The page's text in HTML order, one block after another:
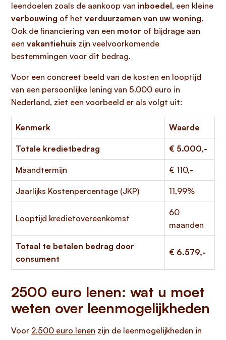
leendoelen zoals de aankoop van inboedel, een kleine
verbouwing of het verduurzamen van uw woning.
Ook de financiering van een motor of bijdrage aan
een vakantiehuis zijn veelvoorkomende
bestemmingen voor dit bedrag.
Voor een concreet beeld van de kosten en looptijd
van een persoonlijke lening van 5.000 euro in
Nederland, ziet een voorbeeld er als volgt uit:
Kenmerk Waarde
Totale kredietbedrag € 5.000,-
Maandtermijn € 110,-
Jaarlijks Kostenpercentage (JKP) 11,99%
Looptijd kredietovereenkomst
60
maanden
Totaal te betalen bedrag door
consument
€ 6.579,-
2500 euro lenen: wat u moet
weten over leenmogelijkheden
Voor 2.500 euro lenen zijn de leenmogelijkheden in